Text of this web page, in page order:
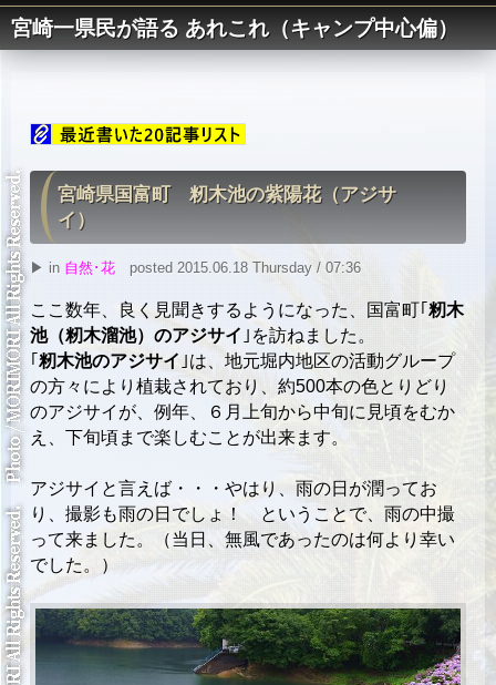
宮崎一県民が語る あれこれ（キャンプ中心偏）
宮崎県国富町 籾木池の紫陽花（アジサ
イ）
▶ in 自然･花 posted 2015.06.18 Thursday / 07:36
ここ数年、良く見聞きするようになった、国富町｢籾木
池（籾木溜池）のアジサイ ｣を訪ねました。
｢籾木池のアジサイ｣は、地元堀内地区の活動グループ
の方々により植栽されており、約500本の色とりどり
のアジサイが、例年、６月上旬から中旬に見頃をむか
え、下旬頃まで楽しむことが出来ます。
アジサイと言えば・・・やはり、雨の日が潤ってお
り、撮影も雨の日でしょ！ ということで、雨の中撮
って来ました。（当日、無風であったのは何より幸い
でした。）